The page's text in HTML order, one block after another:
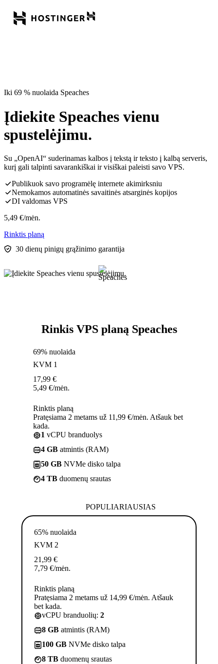
Iki 69 % nuolaida Speaches
Įdiekite Speaches vienu
spustelėjimu.
Su „OpenAI“ suderinamas kalbos į tekstą ir teksto į kalbą serveris,
kurį gali talpinti savarankiškai ir visiškai paleisti savo VPS.
Publikuok savo programėlę internete akimirksniu
Nemokamos automatinės savaitinės atsarginės kopijos
DI valdomas VPS
5,49 €/mėn.
Rinktis planą
30 dienų pinigų grąžinimo garantija
Rinkis VPS planą Speaches
69% nuolaida
KVM 1
17,99 €
5,49 €/mėn.
Rinktis planą
Pratęsiama 2 metams už 11,99 €/mėn. Atšauk bet
kada.
1 vCPU branduolys
4 GB atmintis (RAM)
50 GB NVMe disko talpa
4 TB duomenų srautas
POPULIARIAUSIAS
65% nuolaida
KVM 2
21,99 €
7,79 €/mėn.
Rinktis planą
Pratęsiama 2 metams už 14,99 €/mėn. Atšauk
bet kada.
vCPU branduolių: 2
8 GB atmintis (RAM)
100 GB NVMe disko talpa
8 TB duomenų srautas